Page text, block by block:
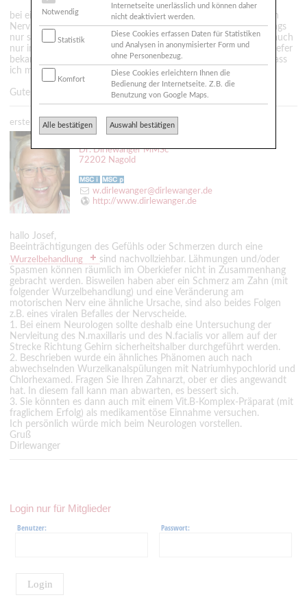
bei einer Wurzelfüllung kann durch überpresstes Füllmaterial ein
Nerv in Mitleidenschaft gezogen werden. Das sind dann allerdings
nur sensorische Nerven und keine motorischen und eigentlich auch
nur im Unterkiefer, zumindest ist mir kein solcher Fall im Oberkiefer
bekannt. Die motorischen Nerven verlaufen so weit entfernt, dass
ich mir das nicht vorstellen kann.
Gute Besserung und grüße aus Seevetal, Lorenz Jensen.
erstellt: 28.11.2009 - 12:49
Dr. Dirlewanger MMSc
72202 Nagold
w.dirlewanger@dirlewanger.de
http://www.dirlewanger.de
hallo Josef,
Beeinträchtigungen des Gefühls oder Schmerzen durch eine
Wurzelbehandlung
sind nachvollziehbar. Lähmungen und/oder
Spasmen können räumlich im Oberkiefer nicht in Zusammenhang
gebracht werden. Bisweilen haben aber ein Schmerz am Zahn (mit
folgender Wurzelbehandlung) und eine Veränderung am
motorischen Nerv eine ähnliche Ursache, sind also beides Folgen
z.B. eines viralen Befalles der Nervscheide.
1. Bei einem Neurologen sollte deshalb eine Untersuchung der
Nervleitung des N.maxillaris und des N.facialis vor allem auf der
Strecke Richtung Gehirn sicherheitshalber durchgeführt werden.
2. Beschrieben wurde ein ähnliches Phänomen auch nach
abwechselnden Wurzelkanalspülungen mit Natriumhypochlorid und
Chlorhexamed. Fragen Sie Ihren Zahnarzt, ober er dies angewandt
hat. In diesem fall kann man abwarten, es bessert sich.
3. Sie könnten es dann auch mit einem Vit.B-Komplex-Präparat (mit
fraglichem Erfolg) als medikamentöse Einnahme versuchen.
Ich persönlich würde mich beim Neurologen vorstellen.
Gruß
Dirlewanger
Login nur für Mitglieder
Benutzer: Passwort:
Login
Notwendig
Internetseite unerlässlich und können daher
nicht deaktiviert werden.
Statistik
Diese Cookies erfassen Daten für Statistiken
und Analysen in anonymisierter Form und
ohne Personenbezug.
Komfort
Diese Cookies erleichtern Ihnen die
Bedienung der Internetseite. Z.B. die
Benutzung von Google Maps.
Alle bestätigen Auswahl bestätigen